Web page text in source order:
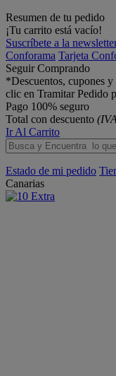
Resumen de tu pedido
¡Tu carrito está vacío!
Suscríbete a la
Conforama Tarjeta
Seguir Comprando
*Descuentos, cupones
clic en Tramitar Pedido
Pago 100% seguro
Total con descuento
Ir Al Carrito
Estado de mi pedido
Canarias